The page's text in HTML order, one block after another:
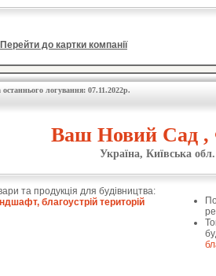
Перейти до картки компанії
останнього логування: 07.11.2022р.
Ваш Новий Сад
Україна, Київська обл.
та продукція для будівництва:
благоустрій територій